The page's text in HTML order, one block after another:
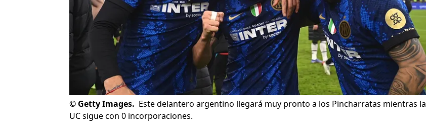
© Getty Images. Este delantero argentino llegará muy pronto a los Pincharratas mientras la
UC sigue con 0 incorporaciones.